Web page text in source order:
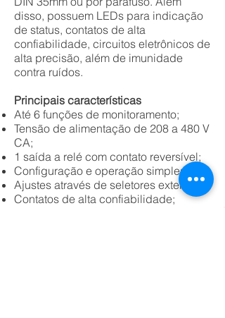
disso, possuem LEDs para indicação
de status, contatos de alta
confiabilidade, circuitos eletrônicos de
alta precisão, além de imunidade
contra ruídos.
Principais características
Até 6 funções de monitoramento;
Tensão de alimentação de 208 a 480 V
CA;
1 saída a relé com contato reversível;
Configuração e operação simples;
Ajustes através de seletores externos;
Contatos de alta confiabilidade;